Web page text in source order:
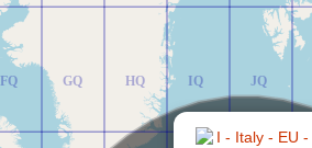
FQ GQ HQ IQ JQ